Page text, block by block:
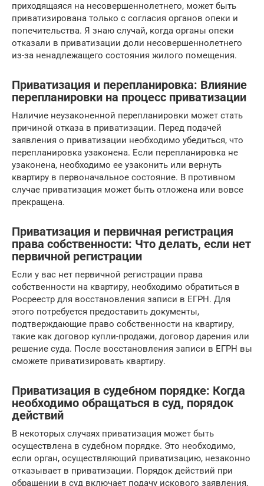
приходящаяся на несовершеннолетнего, может быть
приватизирована только с согласия органов опеки и
попечительства. Я знаю случай, когда органы опеки
отказали в приватизации доли несовершеннолетнего
из-за ненадлежащего состояния жилого помещения.
Приватизация и перепланировка: Влияние
перепланировки на процесс приватизации
Наличие неузаконенной перепланировки может стать
причиной отказа в приватизации. Перед подачей
заявления о приватизации необходимо убедиться, что
перепланировка узаконена. Если перепланировка не
узаконена, необходимо ее узаконить или вернуть
квартиру в первоначальное состояние. В противном
случае приватизация может быть отложена или вовсе
прекращена.
Приватизация и первичная регистрация
права собственности: Что делать, если нет
первичной регистрации
Если у вас нет первичной регистрации права
собственности на квартиру, необходимо обратиться в
Росреестр для восстановления записи в ЕГРН. Для
этого потребуется предоставить документы,
подтверждающие право собственности на квартиру,
такие как договор купли-продажи, договор дарения или
решение суда. После восстановления записи в ЕГРН вы
сможете приватизировать квартиру.
Приватизация в судебном порядке: Когда
необходимо обращаться в суд, порядок
действий
В некоторых случаях приватизация может быть
осуществлена в судебном порядке. Это необходимо,
если орган, осуществляющий приватизацию, незаконно
отказывает в приватизации. Порядок действий при
обращении в суд включает подачу искового заявления,